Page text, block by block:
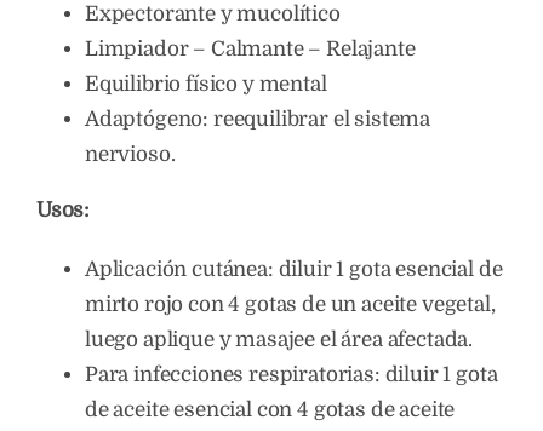
Expectorante y mucolítico
Limpiador – Calmante – Relajante
Equilibrio físico y mental
Adaptógeno: reequilibrar el sistema
nervioso.
Usos:
Aplicación cutánea: diluir 1 gota esencial de
mirto rojo con 4 gotas de un aceite vegetal,
luego aplique y masajee el área afectada.
Para infecciones respiratorias: diluir 1 gota
de aceite esencial con 4 gotas de aceite